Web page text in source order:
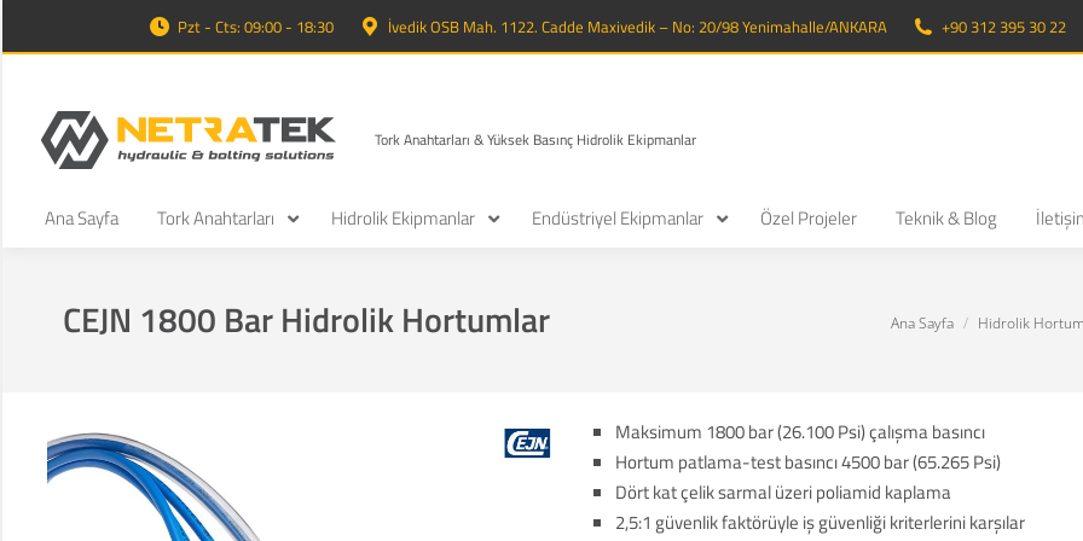
Pzt - Cts: 09:00 - 18:30 İvedik OSB Mah. 1122. Cadde Maxivedik – No: 20/98 Yenimahalle/ANKARA +90 312 395 30 22
Tork Anahtarları & Yüksek Basınç Hidrolik Ekipmanlar
Ana Sayfa Tork Anahtarları Hidrolik Ekipmanlar Endüstriyel Ekipmanlar Özel Projeler Teknik & Blog
CEJN 1800 Bar Hidrolik Hortumlar You are here:
Ana Sayfa Hidrolik
Maksimum 1800 bar (26.100 Psi) çalışma basıncı
Hortum patlama-test basıncı 4500 bar (65.265 Psi)
Dört kat çelik sarmal üzeri poliamid kaplama
2,5:1 güvenlik faktörüyle iş güvenliği kriterlerini karşılar